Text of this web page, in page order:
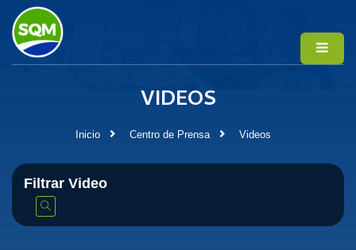
VIDEOS
Inicio Centro de Prensa Videos
Filtrar Video